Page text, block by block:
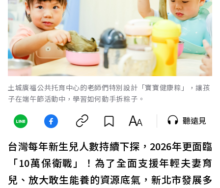
土城廣福公共托育中心的老師們特別設計「寶寶健康粽」，讓孩
子在端午節活動中，學習如何動手拆粽子。
聽遠見
台灣每年新生兒人數持續下探，2026年更面臨
「10萬保衛戰」！為了全面支援年輕夫妻育
兒、放大敢生能養的資源底氣，新北市發展多